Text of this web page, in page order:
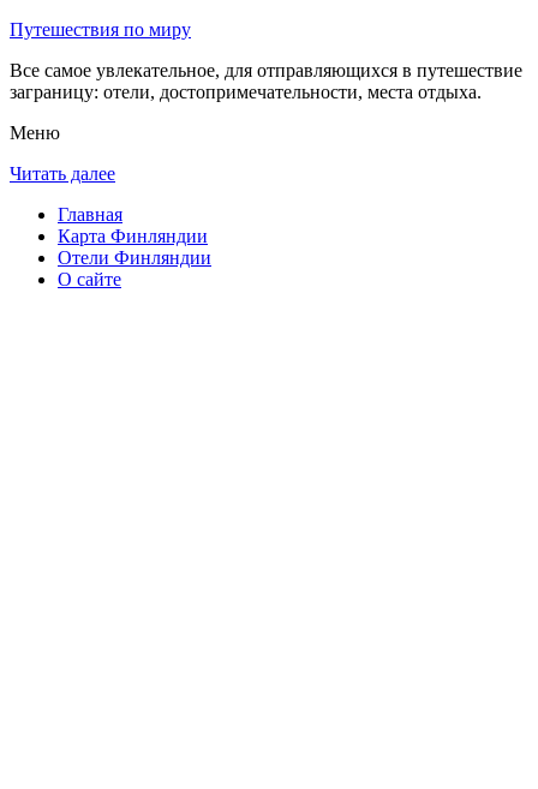
Путешествия по миру
Все самое увлекательное, для отправляющихся в путешествие
заграницу: отели, достопримечательности, места отдыха.
Меню
Читать далее
Главная
Карта Финляндии
Отели Финляндии
О сайте